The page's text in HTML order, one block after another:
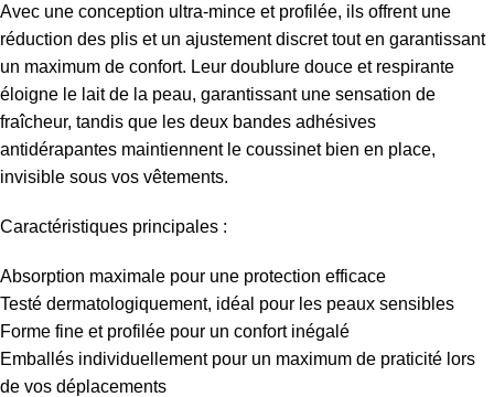
Avec une conception ultra-mince et profilée, ils offrent une
réduction des plis et un ajustement discret tout en garantissant
un maximum de confort. Leur doublure douce et respirante
éloigne le lait de la peau, garantissant une sensation de
fraîcheur, tandis que les deux bandes adhésives
antidérapantes maintiennent le coussinet bien en place,
invisible sous vos vêtements.
Caractéristiques principales :
Absorption maximale pour une protection efficace
Testé dermatologiquement, idéal pour les peaux sensibles
Forme fine et profilée pour un confort inégalé
Emballés individuellement pour un maximum de praticité lors
de vos déplacements